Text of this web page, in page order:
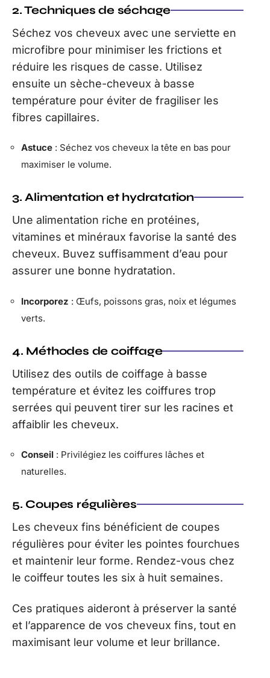
2. Techniques de séchage
Séchez vos cheveux avec une serviette en
microfibre pour minimiser les frictions et
réduire les risques de casse. Utilisez
ensuite un sèche-cheveux à basse
température pour éviter de fragiliser les
fibres capillaires.
Astuce : Séchez vos cheveux la tête en bas pour
maximiser le volume.
3. Alimentation et hydratation
Une alimentation riche en protéines,
vitamines et minéraux favorise la santé des
cheveux. Buvez suffisamment d’eau pour
assurer une bonne hydratation.
Incorporez : Œufs, poissons gras, noix et légumes
verts.
4. Méthodes de coiffage
Utilisez des outils de coiffage à basse
température et évitez les coiffures trop
serrées qui peuvent tirer sur les racines et
affaiblir les cheveux.
Conseil : Privilégiez les coiffures lâches et
naturelles.
5. Coupes régulières
Les cheveux fins bénéficient de coupes
régulières pour éviter les pointes fourchues
et maintenir leur forme. Rendez-vous chez
le coiffeur toutes les six à huit semaines.
Ces pratiques aideront à préserver la santé
et l’apparence de vos cheveux fins, tout en
maximisant leur volume et leur brillance.